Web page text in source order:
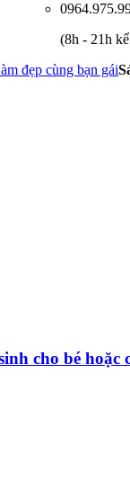
(8h - 21h
cho bé hoặc